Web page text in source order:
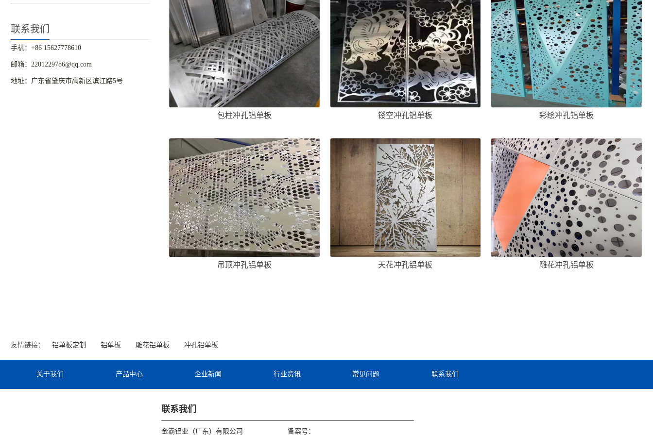
联系我们
手机：+86 15627778610
邮箱：2201229786@qq.com
地址：广东省肇庆市高新区滨江路5号
包柱冲孔铝单板 镂空冲孔铝单板 彩绘冲孔铝单板
吊顶冲孔铝单板 天花冲孔铝单板 雕花冲孔铝单板
友情链接： 铝单板定制 铝单板 雕花铝单板 冲孔铝单板
关于我们 产品中心 企业新闻 行业资讯 常见问题 联系我们
联系我们
金霸铝业（广东）有限公司 备案号：